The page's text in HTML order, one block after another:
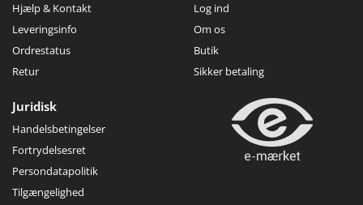
Hjælp & Kontakt
Leveringsinfo
Ordrestatus
Retur
Log ind
Om os
Butik
Sikker betaling
Juridisk
Handelsbetingelser
Fortrydelsesret
Persondatapolitik
Tilgængelighed